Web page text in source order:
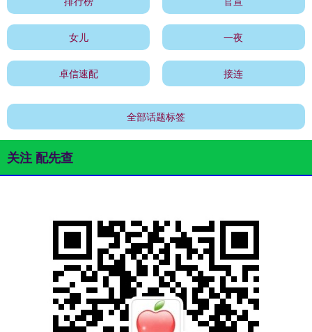
女儿 一夜
卓信速配 接连
全部话题标签
关注 配先查